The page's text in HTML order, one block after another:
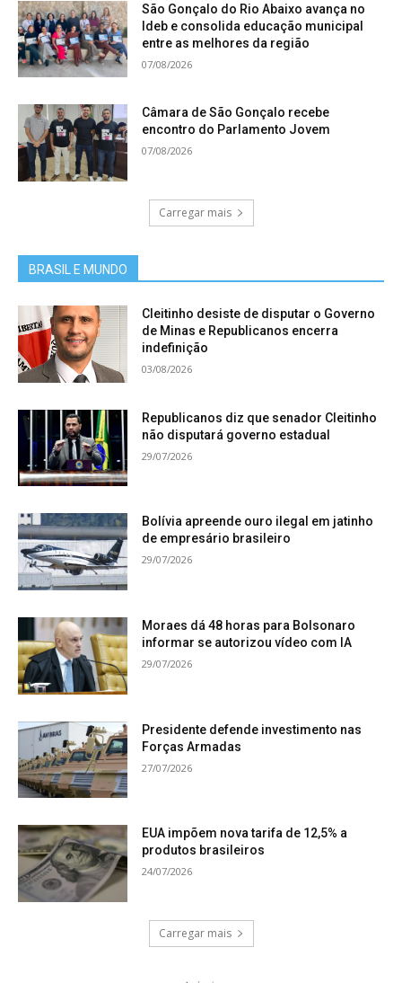
São Gonçalo do Rio Abaixo avança no
Ideb e consolida educação municipal
entre as melhores da região
07/08/2026
Câmara de São Gonçalo recebe
encontro do Parlamento Jovem
07/08/2026
Carregar mais
BRASIL E MUNDO
Cleitinho desiste de disputar o Governo
de Minas e Republicanos encerra
indefinição
03/08/2026
Republicanos diz que senador Cleitinho
não disputará governo estadual
29/07/2026
Bolívia apreende ouro ilegal em jatinho
de empresário brasileiro
29/07/2026
Moraes dá 48 horas para Bolsonaro
informar se autorizou vídeo com IA
29/07/2026
Presidente defende investimento nas
Forças Armadas
27/07/2026
EUA impõem nova tarifa de 12,5% a
produtos brasileiros
24/07/2026
Carregar mais